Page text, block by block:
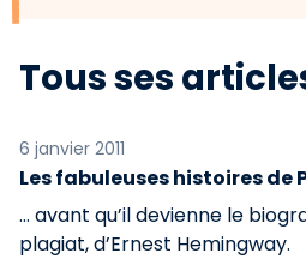
Tous ses
6 janvier 2011
Les fabuleuses histoires de
… avant qu’il devienne le
plagiat, d’Ernest Hemingway.